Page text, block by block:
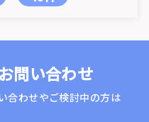
問い合わせ
合わせやご検討中の方は